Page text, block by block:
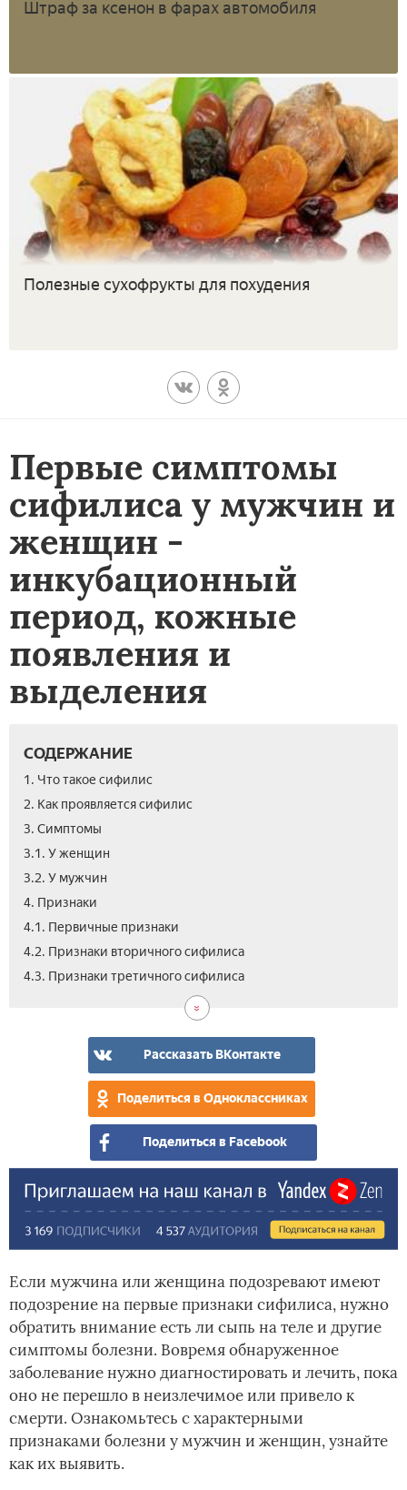
Штраф за ксенон в фарах автомобиля
Полезные сухофрукты для похудения
Первые симптомы
сифилиса у мужчин и
женщин -
инкубационный
период, кожные
появления и
выделения
СОДЕРЖАНИЕ
1. Что такое сифилис
2. Как проявляется сифилис
3. Симптомы
3.1. У женщин
3.2. У мужчин
4. Признаки
4.1. Первичные признаки
4.2. Признаки вторичного сифилиса
4.3. Признаки третичного сифилиса
Рассказать ВКонтакте
Поделиться в Одноклассниках
Поделиться в Facebook
Если мужчина или женщина подозревают имеют
подозрение на первые признаки сифилиса, нужно
обратить внимание есть ли сыпь на теле и другие
симптомы болезни. Вовремя обнаруженное
заболевание нужно диагностировать и лечить, пока
оно не перешло в неизлечимое или привело к
смерти. Ознакомьтесь с характерными
признаками болезни у мужчин и женщин, узнайте
как их выявить.